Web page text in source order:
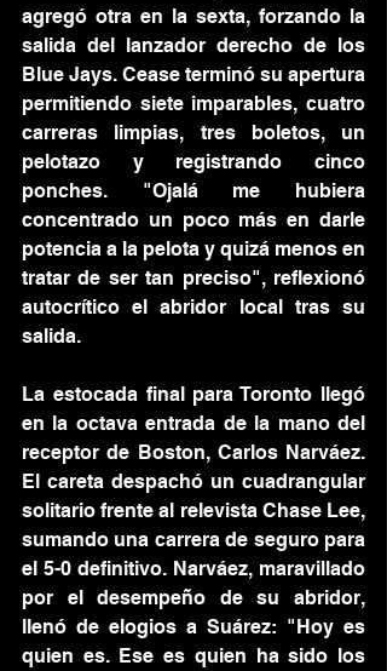
agregó otra en la sexta, forzando la
salida del lanzador derecho de los
Blue Jays. Cease terminó su apertura
permitiendo siete imparables, cuatro
carreras limpias, tres boletos, un
pelotazo y registrando cinco
ponches. "Ojalá me hubiera
concentrado un poco más en darle
potencia a la pelota y quizá menos en
tratar de ser tan preciso", reflexionó
autocrítico el abridor local tras su
salida.
La estocada final para Toronto llegó
en la octava entrada de la mano del
receptor de Boston, Carlos Narváez.
El careta despachó un cuadrangular
solitario frente al relevista Chase Lee,
sumando una carrera de seguro para
el 5-0 definitivo. Narváez, maravillado
por el desempeño de su abridor,
llenó de elogios a Suárez: "Hoy es
quien es. Ese es quien ha sido los